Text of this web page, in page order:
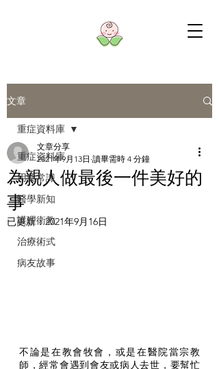
文章
重症資料庫
用藥常識
醫學新知
護理衛教
治療術式
病友故事
重症資料庫
為親人做最後一件美好的
事
文章分享
2021年9月13日 讀畢需時 4 分鐘
已更新：2021年9月16日
不論是在教會牧會，或是在醫院當宗教
師，經常會遇到會友或病人去世，要幫忙